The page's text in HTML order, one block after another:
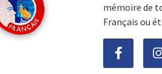
mémoire de
Français ou